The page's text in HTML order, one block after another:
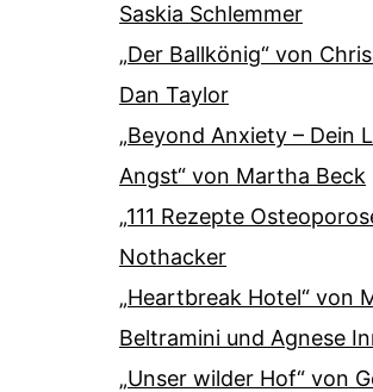
Saskia Schlemmer
„Der Ballkönig“ von
Dan Taylor
„Beyond Anxiety – Dein
Angst“ von Martha Beck
„111 Rezepte
Nothacker
„Heartbreak Hotel“ von
Beltramini und Agnese
„Unser wilder Hof“ von